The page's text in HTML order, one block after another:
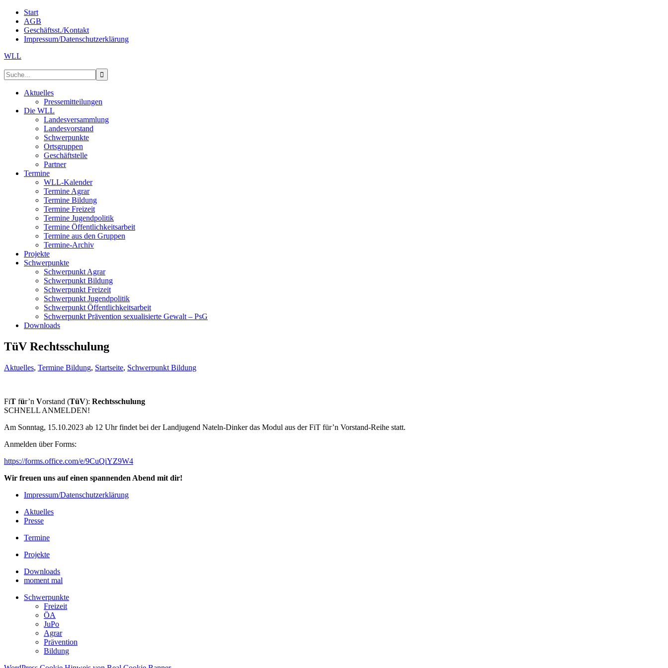
Start
AGB
Geschäftsst./Kontakt
Impressum/Datenschutzerklärung
WLL
Aktuelles
Pressemitteilungen
Die WLL
Landesversammlung
Landesvorstand
Schwerpunkte
Ortsgruppen
Geschäftstelle
Partner
Termine
WLL-Kalender
Termine Agrar
Termine Bildung
Termine Freizeit
Termine Jugendpolitik
Termine Öffentlichkeitsarbeit
Termine aus den Gruppen
Termine-Archiv
Projekte
Schwerpunkte
Schwerpunkt Agrar
Schwerpunkt Bildung
Schwerpunkt Freizeit
Schwerpunkt Jugendpolitik
Schwerpunkt Öffentlichkeitsarbeit
Schwerpunkt Prävention sexualisierte Gewalt – PsG
Downloads
TüV Rechtsschulung
Aktuelles, Termine Bildung, Startseite, Schwerpunkt Bildung
FiT für’n Vorstand (TüV): Rechtsschulung
SCHNELL ANMELDEN!
Am Sonntag, 15.10.2023 ab 12 Uhr findet bei der Landjugend Nateln-Dinker das Modul aus der FiT für’n Vorstand-Reihe statt.
Anmelden über Forms:
https://forms.office.com/e/9CuQiYZ9W4
Wir freuen uns auf einen spannenden Abend mit dir!
Impressum/Datenschutzerklärung
Aktuelles
Presse
Termine
Projekte
Downloads
moment mal
Schwerpunkte
Freizeit
ÖA
JuPo
Agrar
Prävention
Bildung